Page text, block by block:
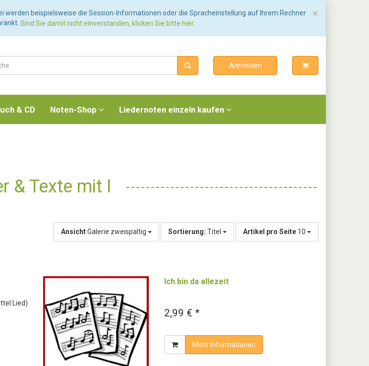
×
werden beispielsweise die Session-Informationen oder die Spracheinstellung auf Ihrem Rechner
Sind Sie damit nicht einverstanden, klicken Sie bitte hier.
Anmelden
& CD Noten-Shop Liedernoten einzeln kaufen
& Texte mit I
AnsichtGalerie zweispaltig Sortierung: Titel Artikel pro Seite 10
Lied)
Ich bin da allezeit
2,99 € *
Mehr Informationen